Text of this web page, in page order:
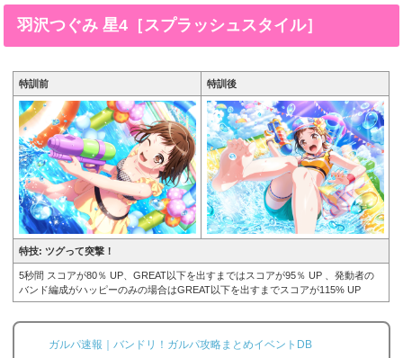
と評価のまとめです。青葉モカ 星4［バカンスポートレ
羽沢つぐみ 星4［スプラッシュスタイル］
特訓前 特訓後
特技: ツグって突撃！
5秒間 スコアが80％ UP、GREAT以下を出すまではスコアが95％ UP 、発動者の
バンド編成がハッピーのみの場合はGREAT以下を出すまでスコアが115% UP
ガルパ速報｜バンドリ！ガルパ攻略まとめイベントDB